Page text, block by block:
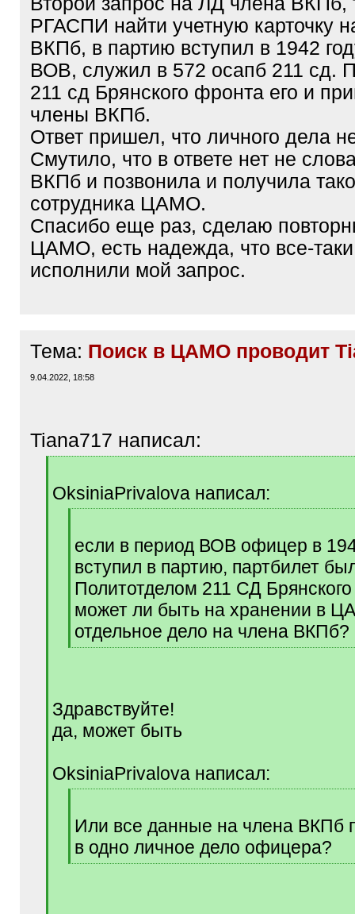
РГАСПИ найти учетную карточку
ВКПб, в партию вступил в 1942
ВОВ, служил в 572 осапб 211 сд.
211 сд Брянского фронта его и
члены ВКПб.
Ответ пришел, что личного дела
Смутило, что в ответе нет не
ВКПб и позвонила и получила
сотрудника ЦАМО.
Спасибо еще раз, сделаю
ЦАМО, есть надежда, что все-таки
исполнили мой запрос.
Тема: Поиск в ЦАМО проводит
9.04.2022, 18:58
Tiana717 написал:
]OksiniaPrivalova написал:
]если в период ВОВ офицер в
вступил в партию, партбилет
Политотделом 211 СД
может ли быть на хранении в
отдельное дело на члена ВКПб?
[
Здравствуйте!
да, может быть
OksiniaPrivalova написал:
]
Или все данные на члена ВКПб
в одно личное дело офицера?
[